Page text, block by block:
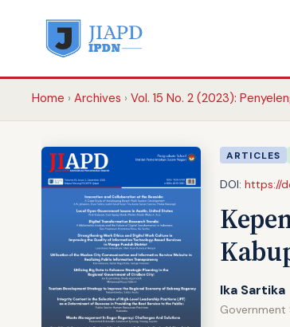
Home Archives Vol. 15 No. 2 (2023):
ARTICLES
DOI: https://
Ika Sartika
Government